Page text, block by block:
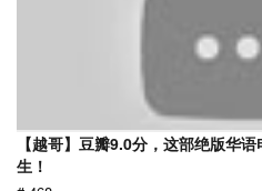
【越哥】豆瓣9.0分，这部绝版华
生！